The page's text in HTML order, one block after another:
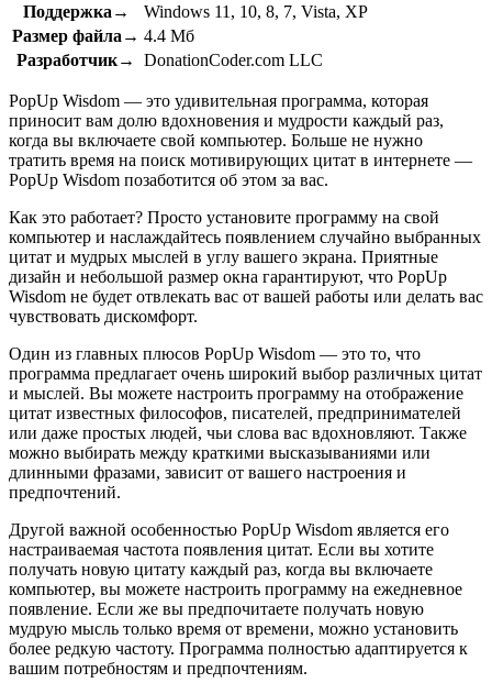
Поддержка→
Windows 11, 10, 8, 7, Vista, XP
Размер файла→ 4.4 Мб
Разработчик→
DonationCoder.com LLC
PopUp Wisdom — это удивительная программа, которая
приносит вам долю вдохновения и мудрости каждый раз,
когда вы включаете свой компьютер. Больше не нужно
тратить время на поиск мотивирующих цитат в интернете —
PopUp Wisdom позаботится об этом за вас.
Как это работает? Просто установите программу на свой
компьютер и наслаждайтесь появлением случайно выбранных
цитат и мудрых мыслей в углу вашего экрана. Приятные
дизайн и небольшой размер окна гарантируют, что PopUp
Wisdom не будет отвлекать вас от вашей работы или делать вас
чувствовать дискомфорт.
Один из главных плюсов PopUp Wisdom — это то, что
программа предлагает очень широкий выбор различных цитат
и мыслей. Вы можете настроить программу на отображение
цитат известных философов, писателей, предпринимателей
или даже простых людей, чьи слова вас вдохновляют. Также
можно выбирать между краткими высказываниями или
длинными фразами, зависит от вашего настроения и
предпочтений.
Другой важной особенностью PopUp Wisdom является его
настраиваемая частота появления цитат. Если вы хотите
получать новую цитату каждый раз, когда вы включаете
компьютер, вы можете настроить программу на ежедневное
появление. Если же вы предпочитаете получать новую
мудрую мысль только время от времени, можно установить
более редкую частоту. Программа полностью адаптируется к
вашим потребностям и предпочтениям.